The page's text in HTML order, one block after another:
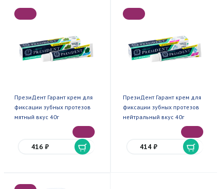
ПрезиДент Гарант крем для
фиксации зубных протезов
мятный вкус 40г
416 ₽
ПрезиДент Гарант крем для
фиксации зубных протезов
нейтральный вкус 40г
414 ₽